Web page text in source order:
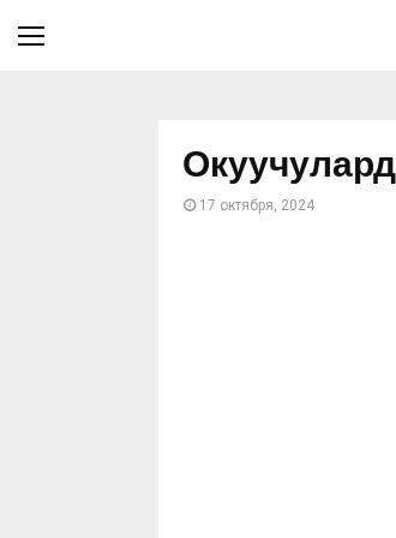
17 октября, 2024